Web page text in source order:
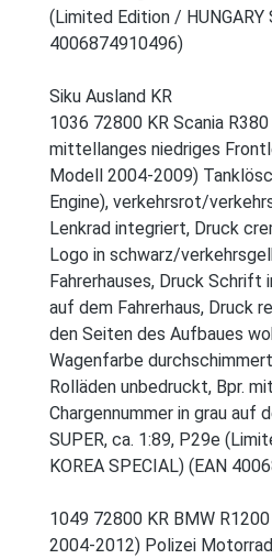
(Limited Edition / HUNGARY
4006874910496)
Siku Ausland KR
1036 72800 KR Scania
mittellanges niedriges
Modell 2004-2009)
Engine), verkehrsrot/
Lenkrad integriert, Druck
Logo in schwarz/
Fahrerhauses, Druck Schrift
auf dem Fahrerhaus, Druck
den Seiten des Aufbaues
Wagenfarbe
Rolläden unbedruckt, Bpr.
Chargennummer in grau auf
SUPER, ca. 1:89, P29e
KOREA SPECIAL) (EAN
1049 72800 KR BMW R1200
2004-2012) Polizei